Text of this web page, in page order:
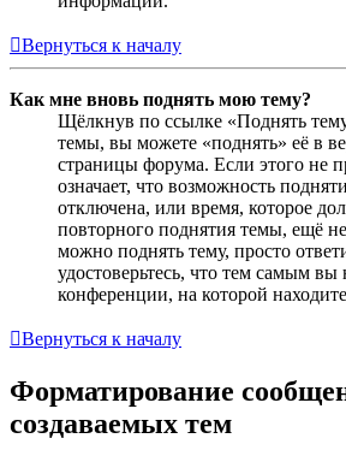
Вернуться к началу
Как мне вновь поднять мою тему?
Щёлкнув по ссылке «Поднять
темы, вы можете «поднять» её в
страницы форума. Если этого не
означает, что возможность
отключена, или время, которое
повторного поднятия темы, ещё
можно поднять тему, просто
удостоверьтесь, что тем самым вы
конференции, на которой
Вернуться к началу
Форматирование
создаваемых тем